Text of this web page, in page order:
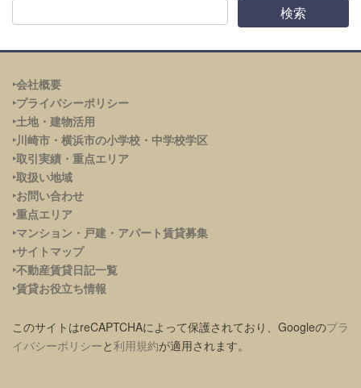
‣会社概要
‣プライバシーポリシー
‣土地・建物活用
‣川崎市・横浜市の小学校・中学校学区
‣取引実績・重点エリア
‣取扱い地域
‣お問い合わせ
‣重点エリア
‣マンション・戸建・アパート賃貸募集
‣サイトマップ
‣不動産賃貸日記一覧
‣賃貸お役立ち情報
このサイトはreCAPTCHAによって保護されており、Googleのプラ
イバシーポリシーと利用規約が適用されます。